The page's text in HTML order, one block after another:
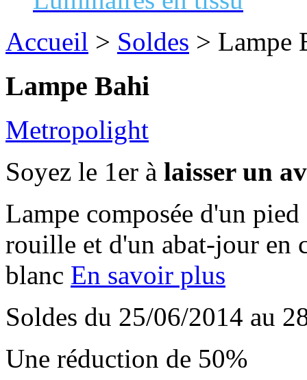
Accueil > Soldes > Lampe
Lampe Bahi
Metropolight
Soyez le 1er à laisser un
Lampe composée d'un
rouille et d'un abat-jour en
blanc En savoir plus
Soldes du 25/06/2014 au
Une réduction de 50%